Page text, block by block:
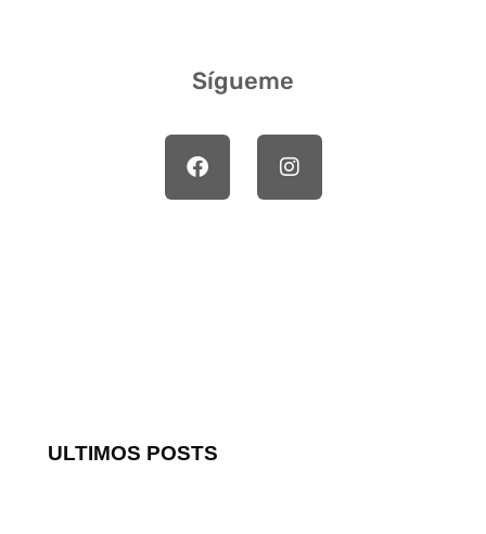
Sígueme
ULTIMOS POSTS